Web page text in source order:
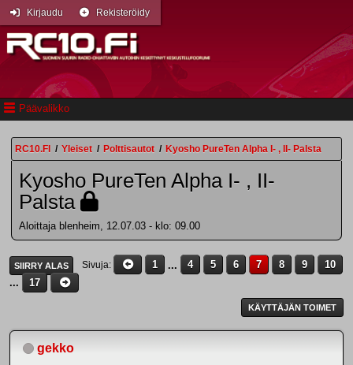
Päävalikko
Kirjaudu Rekisteröidy
RC10.FI / Yleiset / Polttisautot / Kyosho PureTen Alpha I- , II- Palsta
Kyosho PureTen Alpha I- , II-
Palsta
Aloittaja blenheim, 12.07.03 - klo: 09.00
SIIRRY ALAS Sivuja 1 ... 4 5 6 7 8 9
10
...
17
KÄYTTÄJÄN TOIMET
gekko